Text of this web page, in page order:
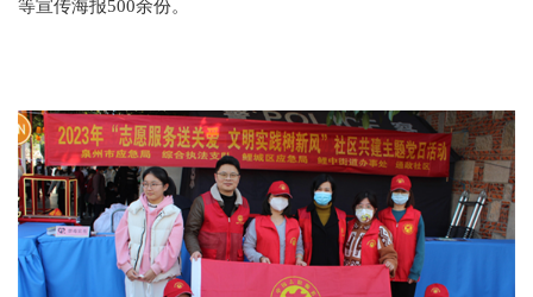
等宣传海报500余份。